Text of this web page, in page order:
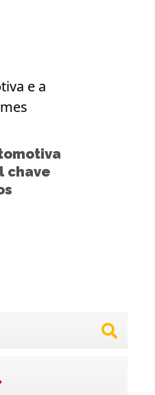
chave